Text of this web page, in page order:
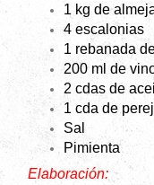
1 kg de
4 escalonias
1 rebanada
200 ml de
2 cdas de
1 cda de
Sal
Pimienta
Elaboración: